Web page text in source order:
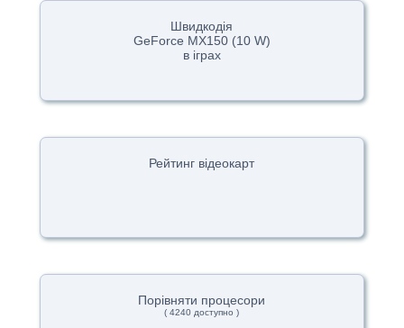
Швидкодія
GeForce MX150 (10 W)
в іграх
Рейтинг відеокарт
Порівняти процесори
( 4240 доступно )